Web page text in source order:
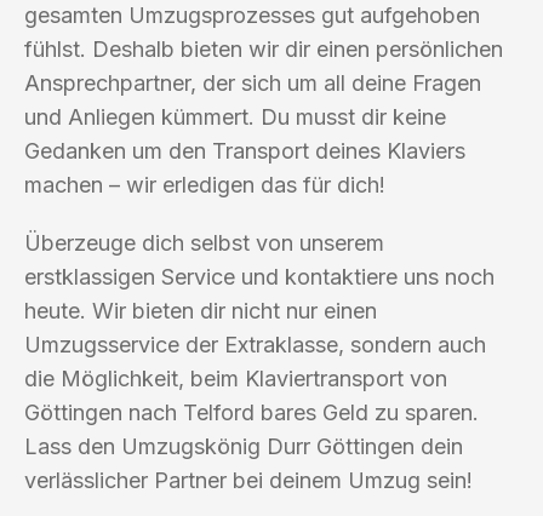
gesamten Umzugsprozesses gut aufgehoben
fühlst. Deshalb bieten wir dir einen persönlichen
Ansprechpartner, der sich um all deine Fragen
und Anliegen kümmert. Du musst dir keine
Gedanken um den Transport deines Klaviers
machen – wir erledigen das für dich!
Überzeuge dich selbst von unserem
erstklassigen Service und kontaktiere uns noch
heute. Wir bieten dir nicht nur einen
Umzugsservice der Extraklasse, sondern auch
die Möglichkeit, beim Klaviertransport von
Göttingen nach Telford bares Geld zu sparen.
Lass den Umzugskönig Durr Göttingen dein
verlässlicher Partner bei deinem Umzug sein!